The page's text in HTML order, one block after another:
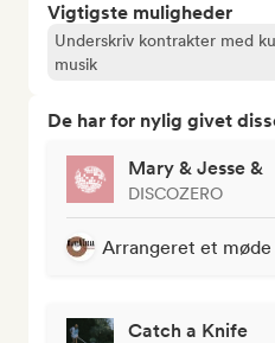
Vigtigste muligheder
Underskriv kontrakter med
musik
De har for nylig givet
Mary & Jesse &
DISCOZERO
Arrangeret et møde
Catch a Knife